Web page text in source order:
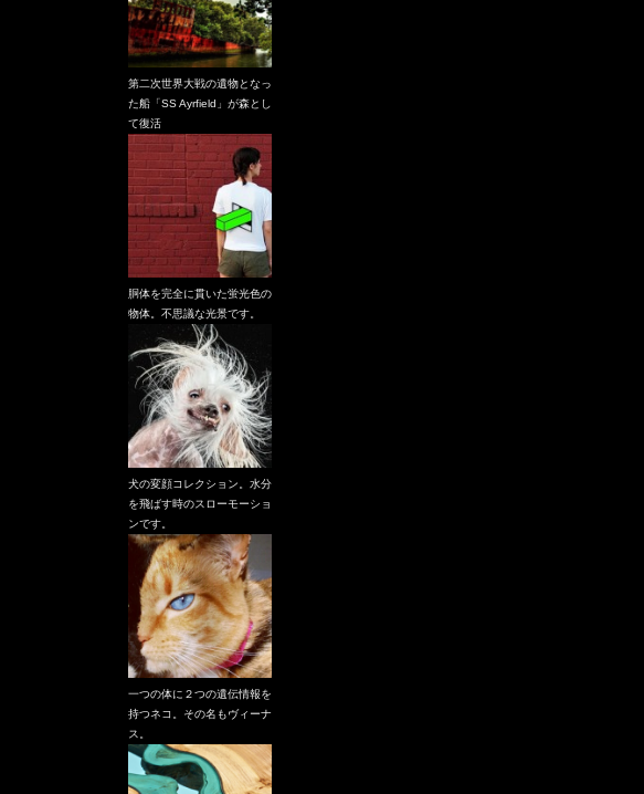
第二次世界大戦の遺物となっ
た船「SS Ayrfield」が森とし
て復活
胴体を完全に貫いた蛍光色の
物体。不思議な光景です。
犬の変顔コレクション。水分
を飛ばす時のスローモーショ
ンです。
一つの体に２つの遺伝情報を
持つネコ。その名もヴィーナ
ス。